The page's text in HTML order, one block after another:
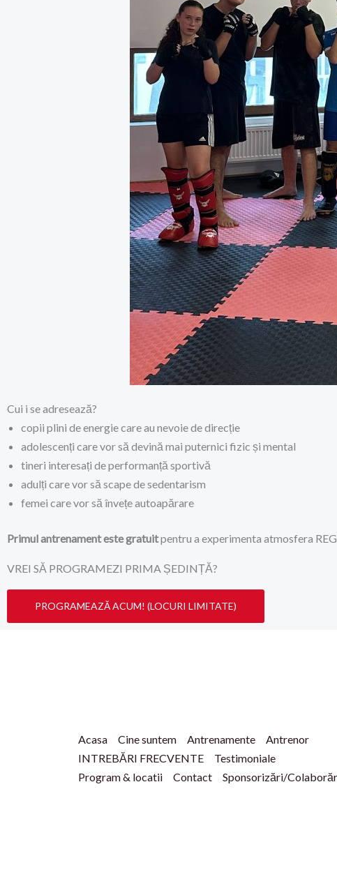
Cui i se adresează?
copii plini de energie care au nevoie de direcție
adolescenți care vor să devină mai puternici fizic și mental
tineri interesați de performanță sportivă
adulți care vor să scape de sedentarism
femei care vor să învețe autoapărare
Primul antrenament este gratuitpentru a experimenta atmosfera
VREI SĂ PROGRAMEZI PRIMA ȘEDINȚĂ?
PROGRAMEAZĂ ACUM! (LOCURI LIMITATE)
Acasa Cine suntem Antrenamente
Antrenor
INTREBĂRI FRECVENTE
Testimoniale
Program & locatii
Contact Sponsorizări/